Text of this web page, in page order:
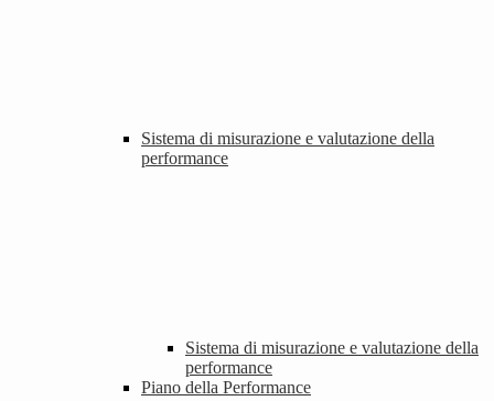
Sistema di misurazione e valutazione della
performance
Sistema di misurazione e valutazione della
performance
Piano della Performance